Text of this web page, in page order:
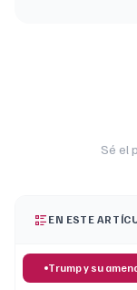
Sé el
EN ESTE
Trump y su